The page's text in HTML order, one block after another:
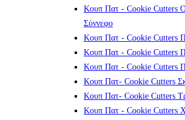
Κουπ Πατ - Cookie Cutters
Σύννεφο
Κουπ Πατ - Cookie Cutters
Κουπ Πατ - Cookie Cutters
Κουπ Πατ - Cookie Cutters
Κουπ Πατ- Cookie Cutters
Κουπ Πατ- Cookie Cutters
Κουπ Πατ - Cookie Cutters